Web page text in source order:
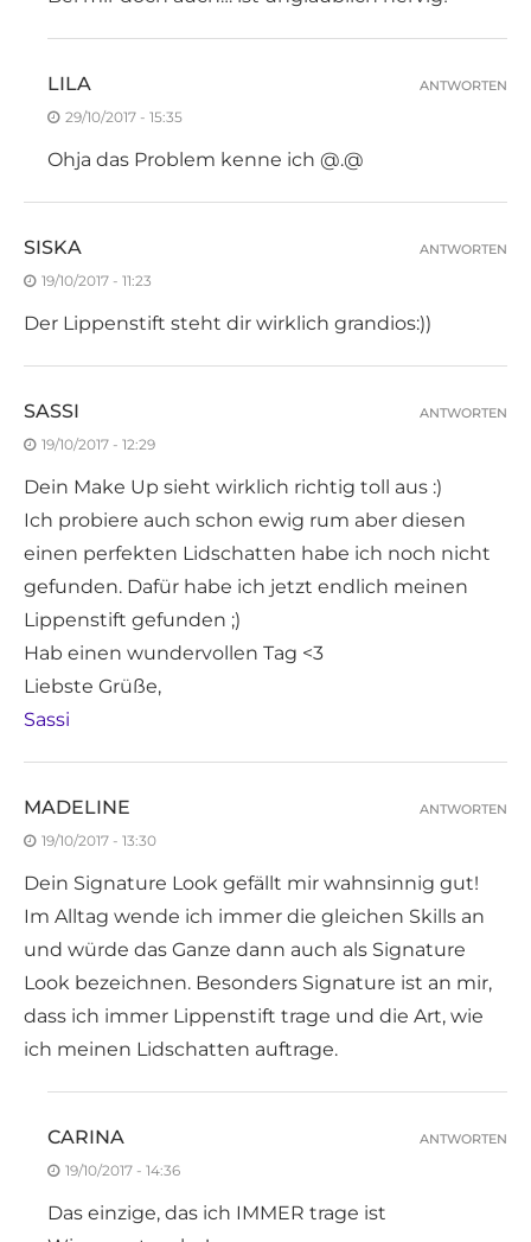
LILA
29/10/2017 - 15:35
Ohja das Problem kenne ich @.@
ANTWORTEN
SISKA
19/10/2017 - 11:23
Der Lippenstift steht dir wirklich grandios:))
ANTWORTEN
SASSI
19/10/2017 - 12:29
Dein Make Up sieht wirklich richtig toll aus :)
Ich probiere auch schon ewig rum aber diesen
einen perfekten Lidschatten habe ich noch nicht
gefunden. Dafür habe ich jetzt endlich meinen
Lippenstift gefunden ;)
Hab einen wundervollen Tag <3
Liebste Grüße,
Sassi
ANTWORTEN
MADELINE
19/10/2017 - 13:30
Dein Signature Look gefällt mir wahnsinnig gut!
Im Alltag wende ich immer die gleichen Skills an
und würde das Ganze dann auch als Signature
Look bezeichnen. Besonders Signature ist an mir,
dass ich immer Lippenstift trage und die Art, wie
ich meinen Lidschatten auftrage.
ANTWORTEN
CARINA
19/10/2017 - 14:36
Das einzige, das ich IMMER trage ist
ANTWORTEN